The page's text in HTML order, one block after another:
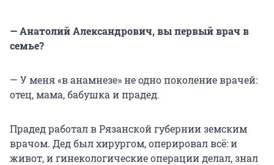
— Анатолий Александрович, вы первый врач в
семье?
— У меня «в анамнезе» не одно поколение врачей:
отец, мама, бабушка и прадед.
Прадед работал в Рязанской губернии земским
врачом. Дед был хирургом, оперировал всё: и
живот, и гинекологические операции делал, знал